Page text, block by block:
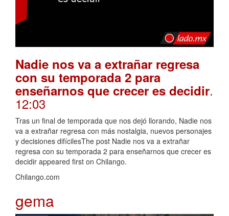
Nadie nos va a extrañar regresa
con su temporada 2 para
enseñarnos que crecer es decidir.
12:03
Tras un final de temporada que nos dejó llorando, Nadie nos
va a extrañar regresa con más nostalgia, nuevos personajes
y decisiones difícilesThe post Nadie nos va a extrañar
regresa con su temporada 2 para enseñarnos que crecer es
decidir appeared first on Chilango.
Chilango.com
gema